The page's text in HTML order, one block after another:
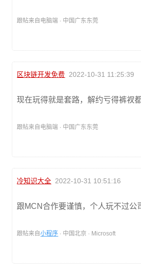
跟帖来自电脑端 · 中国广东东莞
区块链开发免费 2022-10-31 11:25:39
现在玩得就是套路，解约亏得裤衩
跟帖来自电脑端 · 中国广东东莞
冷知识大全 2022-10-31 10:51:16
跟MCN合作要谨慎，个人玩不过公
跟帖来自小程序 · 中国北京 · Microsoft